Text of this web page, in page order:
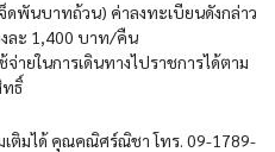
ดพันบาทถ้วน) ค่าลงทะเบียนดังกล่าว
ละ 1,400 บาท/คืน
ายในการเดินทางไปราชการได้ตาม
ทธิ์
เติมได้ คุณคณิศร์ณิชา โทร. 09-1789-